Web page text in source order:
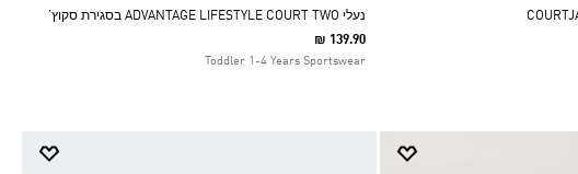
נעלי ADVANTAGE LIFESTYLE COURT TWO בסגירת סקוץ’
₪ 139.90
Toddler 1-4 Years Sportswear